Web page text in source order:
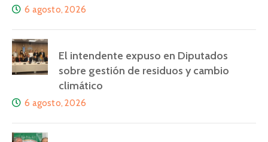
6 agosto, 2026
El intendente expuso en Diputados
sobre gestión de residuos y cambio
climático
6 agosto, 2026